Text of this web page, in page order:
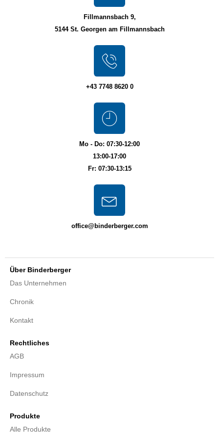
Fillmannsbach 9,
5144 St. Georgen am Fillmannsbach
+43 7748 8620 0
Mo - Do: 07:30-12:00
13:00-17:00
Fr: 07:30-13:15
office@binderberger.com
Über Binderberger
Das Unternehmen
Chronik
Kontakt
Rechtliches
AGB
Impressum
Datenschutz
Produkte
Alle Produkte